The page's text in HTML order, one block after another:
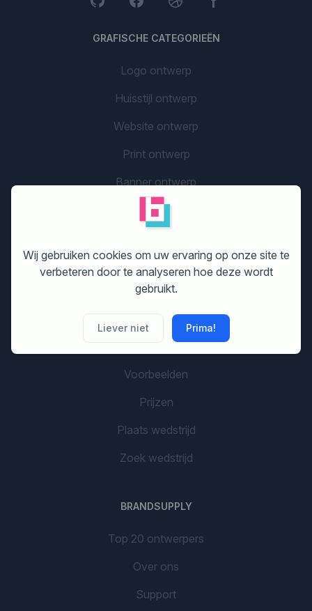
GRAFISCHE CATEGORIEËN
Logo ontwerp
Huisstijl ontwerp
Website ontwerp
Print ontwerp
Banner ontwerp
Flyer ontwerp
Bedrijfsnaam
AAN DE SLAG
AI Branding
Voorbeelden
Prijzen
Plaats wedstrijd
Zoek wedstrijd
BRANDSUPPLY
Top 20 ontwerpers
Over ons
Support
Wij gebruiken cookies om uw ervaring op onze site te
verbeteren door te analyseren hoe deze wordt
gebruikt.
Liever niet Prima!